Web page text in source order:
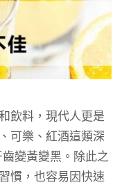
飲料，現代人更是
可樂、紅酒這類深
變黃變黑。除此之
慣，也容易因快速